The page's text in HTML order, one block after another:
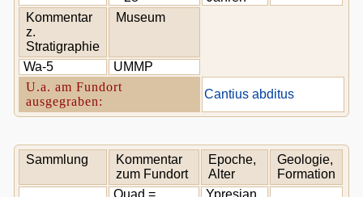
Kommentar
z.
Stratigraphie
Museum
Wa-5
UMMP
U.a. am Fundort
ausgegraben:
Cantius abditus
Sammlung
Kommentar
zum Fundort
Epoche,
Alter
Geologie,
Formation
Quad =
Ypresian